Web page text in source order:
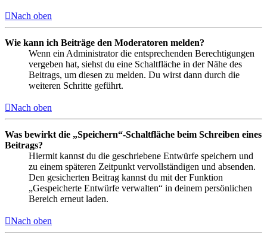
Nach oben
Wie kann ich Beiträge den Moderatoren melden?
Wenn ein Administrator die entsprechenden Berechtigungen
vergeben hat, siehst du eine Schaltfläche in der Nähe des
Beitrags, um diesen zu melden. Du wirst dann durch die
weiteren Schritte geführt.
Nach oben
Was bewirkt die „Speichern“-Schaltfläche beim Schreiben eines
Beitrags?
Hiermit kannst du die geschriebene Entwürfe speichern und
zu einem späteren Zeitpunkt vervollständigen und absenden.
Den gesicherten Beitrag kannst du mit der Funktion
„Gespeicherte Entwürfe verwalten“ in deinem persönlichen
Bereich erneut laden.
Nach oben